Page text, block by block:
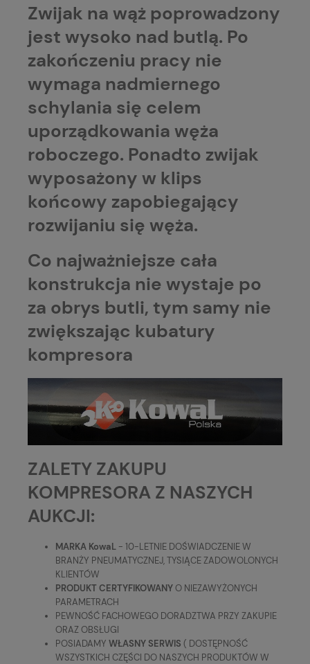
Zwijak na wąż poprowadzony
jest wysoko nad butlą. Po
zakończeniu pracy nie
wymaga nadmiernego
schylania się celem
uporządkowania węża
roboczego. Ponadto zwijak
wyposażony w klips
końcowy zapobiegający
rozwijaniu się węża.
Co najważniejsze cała
konstrukcja nie wystaje po
za obrys butli, tym samy nie
zwiększając kubatury
kompresora
ZALETY ZAKUPU
KOMPRESORA Z NASZYCH
AUKCJI:
MARKA KowaL - 10-LETNIE DOŚWIADCZENIE W
BRANŻY PNEUMATYCZNEJ, TYSIĄCE ZADOWOLONYCH
KLIENTÓW
PRODUKT CERTYFIKOWANYO NIEZAWYŻONYCH
PARAMETRACH
PEWNOŚĆ FACHOWEGO DORADZTWA PRZY ZAKUPIE
ORAZ OBSŁUGI
POSIADAMY WŁASNY SERWIS ( DOSTĘPNOŚĆ
WSZYSTKICH CZĘŚCI DO NASZYCH PRODUKTÓW W